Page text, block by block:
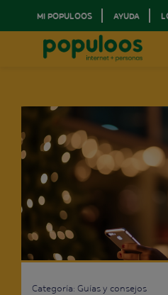
MI POPULOOS AYUDA
Categoría: Guías y consejos